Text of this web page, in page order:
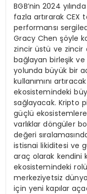
BGB’nin 2024
fazla artırarak CEX
performansı
Gracy Chen şöyle
zincir üstü ve zincir
bağlayan birleşik
yolunda büyük bir
kullanımını
ekosistemindeki
sağlayacak. Kripto
güçlü
varlıklar döngüler
değeri
istisnai likiditesi ve
araç olarak kendini
ekosistemindeki
merkeziyetsiz
için yeni kapılar